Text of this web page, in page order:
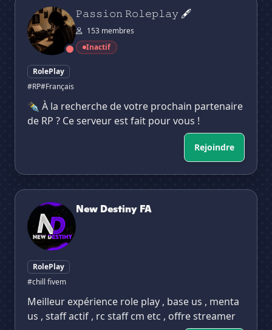
𝙿𝚊𝚜𝚜𝚒𝚘𝚗 𝚁𝚘𝚕𝚎𝚙𝚕𝚊𝚢 🖋
153 membres
Inactif
RolePlay
#RP#Français
✒️ À la recherche de votre prochain partenaire
de RP ? Ce serveur est fait pour vous !
Rejoindre
New Destiny FA
New Destiny FA
RolePlay
#chill fivem
Meilleur expérience role play , base us , menta
us , staff actif , rc staff cm etc , offre streamer